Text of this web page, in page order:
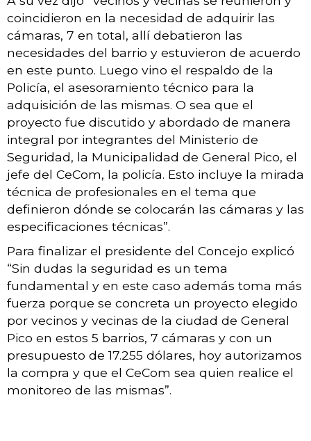
coincidieron en la necesidad de adquirir las
cámaras, 7 en total, allí debatieron las
necesidades del barrio y estuvieron de acuerdo
en este punto. Luego vino el respaldo de la
Policía, el asesoramiento técnico para la
adquisición de las mismas. O sea que el
proyecto fue discutido y abordado de manera
integral por integrantes del Ministerio de
Seguridad, la Municipalidad de General Pico, el
jefe del CeCom, la policía. Esto incluye la mirada
técnica de profesionales en el tema que
definieron dónde se colocarán las cámaras y las
especificaciones técnicas”.
Para finalizar el presidente del Concejo explicó
“Sin dudas la seguridad es un tema
fundamental y en este caso además toma más
fuerza porque se concreta un proyecto elegido
por vecinos y vecinas de la ciudad de General
Pico en estos 5 barrios, 7 cámaras y con un
presupuesto de 17.255 dólares, hoy autorizamos
la compra y que el CeCom sea quien realice el
monitoreo de las mismas”.